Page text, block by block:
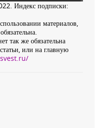
Индекс подписки:
материалов,
так же обязательна
или на главную